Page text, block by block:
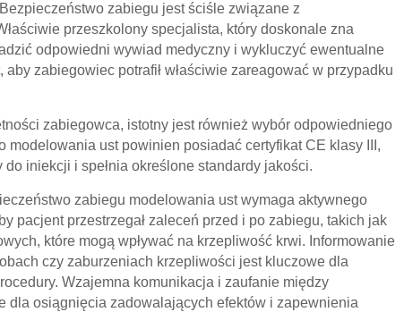
Bezpieczeństwo zabiegu jest ściśle związane z
przeszkolony specjalista, który doskonale zna
odpowiedni wywiad medyczny i wykluczyć ewentualne
zabiegowiec potrafił właściwie zareagować w przypadku
zabiegowca, istotny jest również wybór odpowiedniego
modelowania ust powinien posiadać certyfikat CE klasy III,
iniekcji i spełnia określone standardy jakości.
zabiegu modelowania ust wymaga aktywnego
pacjent przestrzegał zaleceń przed i po zabiegu, takich jak
które mogą wpływać na krzepliwość krwi. Informowanie
czy zaburzeniach krzepliwości jest kluczowe dla
Wzajemna komunikacja i zaufanie między
dla osiągnięcia zadowalających efektów i zapewnienia